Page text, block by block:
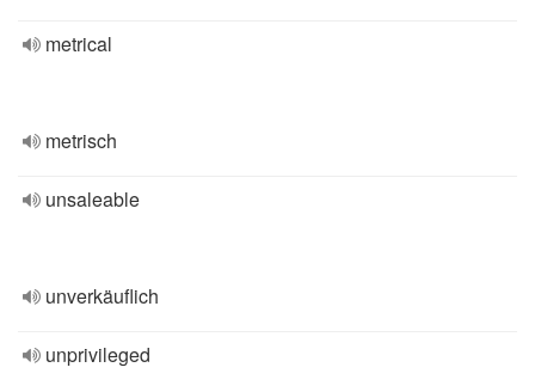
metrical
metrisch
unsaleable
unverkäuflich
unprivileged